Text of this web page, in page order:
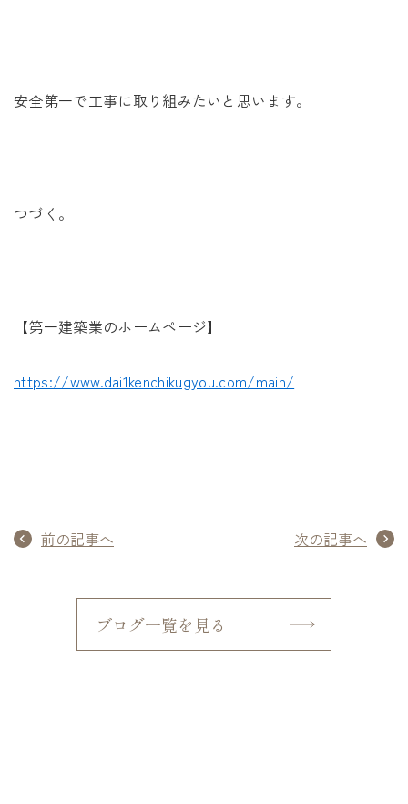
安全第一で工事に取り組みたいと思います。
つづく。
【第一建築業のホームページ】
https://www.dai1kenchikugyou.com/main/
前の記事へ 次の記事へ
ブログ一覧を見る